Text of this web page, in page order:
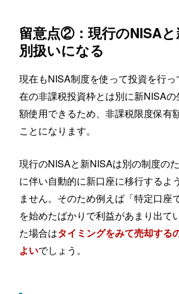
留意点②：現行のNISAと
別扱いになる
現在もNISA制度を使って投資を行
在の非課税投資枠とは別に新NISA
額使用できるため、非課税限度保有
ことになります。
現行のNISAと新NISAは別の制度の
に伴い自動的に新口座に移行するよ
ません。そのため例えば「特定口座
を始めたばかりで利益があまり出て
た場合はタイミングをみて売却する
よいでしょう。